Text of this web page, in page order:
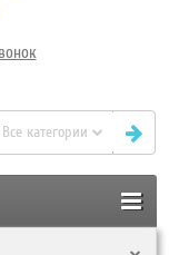
Все категории